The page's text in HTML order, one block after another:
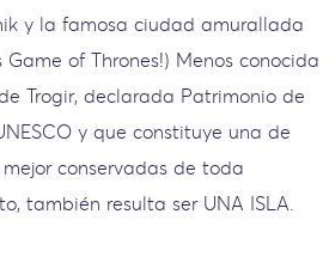
y la famosa ciudad amurallada
Game of Thrones!) Menos conocida
Trogir, declarada Patrimonio de
y que constituye una de
conservadas de toda
también resulta ser UNA ISLA.